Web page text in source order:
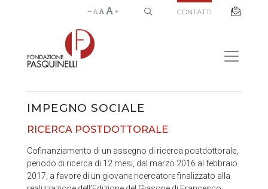
CONTATTI
IMPEGNO SOCIALE
RICERCA POSTDOTTORALE
Cofinanziamento di un assegno di ricerca postdottorale,
periodo di ricerca di 12 mesi, dal marzo 2016 al febbraio
2017, a favore di un giovane ricercatore finalizzato alla